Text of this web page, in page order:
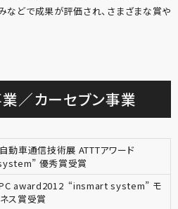
などで成果が評価され、さまざまな賞や
業／カーセブン事業
動車通信技術展 ATTTアワード
優秀賞受賞
award2012 “insmart system” モ
ス賞受賞